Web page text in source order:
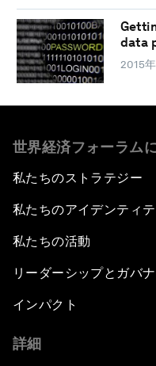
data
2015
世界経済フォーラム
私たちのストラテジー
私たちのアイデンティテ
私たちの活動
リーダーシップとガバ
インパクト
詳細